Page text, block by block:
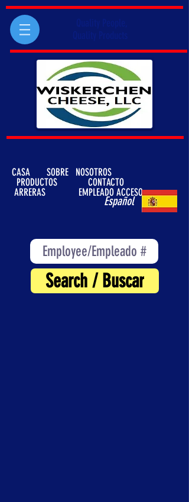
CASA SOBRE NOSOTROS
PRODUCTOS
CONTACTO
ARRERAS
EMPLEADO ACCESO
Español
Search / Buscar